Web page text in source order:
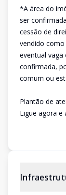
*A área do
ser
cessão de
vendido
eventual vaga
confirmada,
comum ou
Plantão de
Ligue agora e